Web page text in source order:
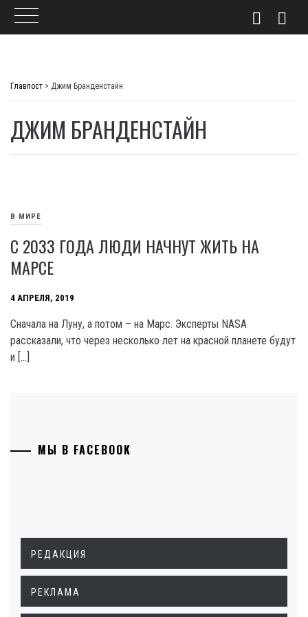
Главпост > Джим Бранденстайн
ДЖИМ БРАНДЕНСТАЙН
В МИРЕ
С 2033 ГОДА ЛЮДИ НАЧНУТ ЖИТЬ НА
МАРСЕ
4 АПРЕЛЯ, 2019
Сначала на Луну, а потом – на Марс. Эксперты NASA
рассказали, что через несколько лет на красной планете будут
и […]
МЫ В FACEBOOK
РЕДАКЦИЯ
РЕКЛАМА